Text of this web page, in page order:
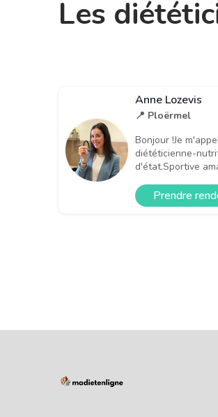
Les
Anne Lozevis
📍 Ploërmel
Bonjour !Je
diététicienne-
d'état.Sportive
Prendre